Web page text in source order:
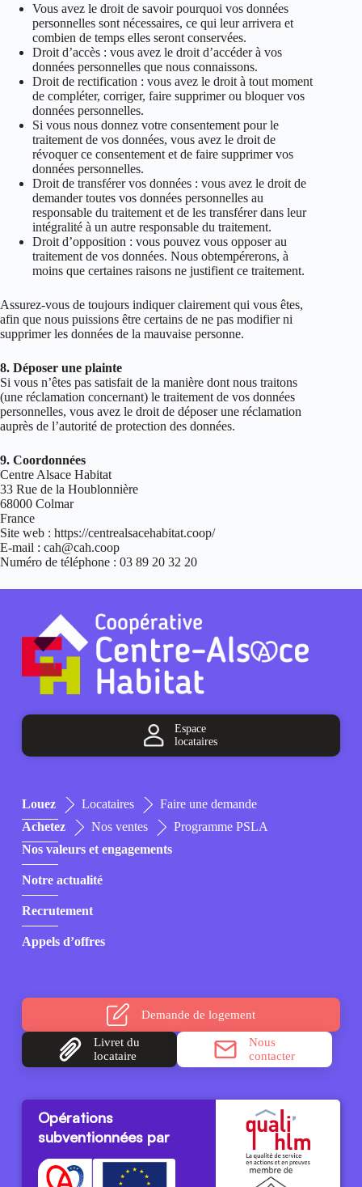
Vous avez le droit de savoir pourquoi vos données
personnelles sont nécessaires, ce qui leur arrivera et
combien de temps elles seront conservées.
Droit d’accès : vous avez le droit d’accéder à vos
données personnelles que nous connaissons.
Droit de rectification : vous avez le droit à tout moment
de compléter, corriger, faire supprimer ou bloquer vos
données personnelles.
Si vous nous donnez votre consentement pour le
traitement de vos données, vous avez le droit de
révoquer ce consentement et de faire supprimer vos
données personnelles.
Droit de transférer vos données : vous avez le droit de
demander toutes vos données personnelles au
responsable du traitement et de les transférer dans leur
intégralité à un autre responsable du traitement.
Droit d’opposition : vous pouvez vous opposer au
traitement de vos données. Nous obtempérerons, à
moins que certaines raisons ne justifient ce traitement.
Assurez-vous de toujours indiquer clairement qui vous êtes,
afin que nous puissions être certains de ne pas modifier ni
supprimer les données de la mauvaise personne.
8. Déposer une plainte
Si vous n’êtes pas satisfait de la manière dont nous traitons
(une réclamation concernant) le traitement de vos données
personnelles, vous avez le droit de déposer une réclamation
auprès de l’autorité de protection des données.
9. Coordonnées
Centre Alsace Habitat
33 Rue de la Houblonnière
68000 Colmar
France
Site web : https://centrealsacehabitat.coop/
E-mail : cah@cah.coop
Numéro de téléphone : 03 89 20 32 20
Espace
locataires
Louez Locataires
Faire une demande
Achetez
Nos ventes
Programme PSLA
Nos valeurs et engagements
Notre actualité
Recrutement
Appels d’offres
Opérations
subventionnées par
Demande de logement
Livret du
locataire
Nous
contacter